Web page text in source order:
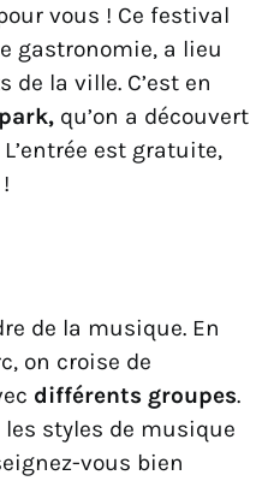
vous ! Ce festival
gastronomie, a lieu
la ville. C’est en
qu’on a découvert
est gratuite,
de la musique. En
on croise de
différents groupes.
les styles de musique
vous bien